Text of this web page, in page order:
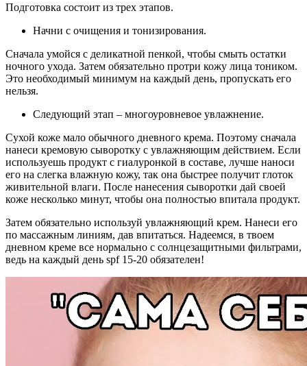
Подготовка состоит из трех этапов.
Начни с очищения и тонизирования.
Сначала умойся с деликатной пенкой, чтобы смыть остатки
ночного ухода. Затем обязательно протри кожу лица тоником.
Это необходимый минимум на каждый день, пропускать его
нельзя.
Следующий этап – многоуровневое увлажнение.
Сухой коже мало обычного дневного крема. Поэтому сначала
нанеси кремовую сыворотку с увлажняющим действием. Если
используешь продукт с гиалуронкой в составе, лучше наноси
его на слегка влажную кожу, так она быстрее получит глоток
живительной влаги. После нанесения сыворотки дай своей
коже несколько минут, чтобы она полностью впитала продукт.
Затем обязательно используй увлажняющий крем. Нанеси его
по массажным линиям, дав впитаться. Надеемся, в твоем
дневном креме все нормально с солнцезащитными фильтрами,
ведь на каждый день spf 15-20 обязателен!